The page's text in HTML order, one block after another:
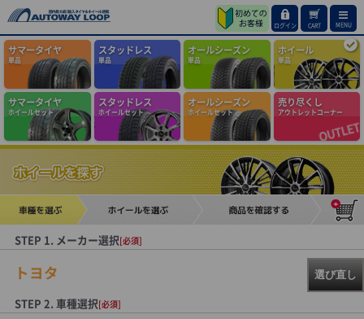
ログイン CART MENU
サマータイヤ
単品
スタッドレス
単品
オールシーズン
単品
ホイール
単品
サマータイヤ
ホイールセット
スタッドレス
ホイールセット
オールシーズン
ホイールセット
売り尽くし
アウトレットコーナー
STEP 1. メーカー選択[必須]
トヨタ 選び直し
STEP 2. 車種選択[必須]